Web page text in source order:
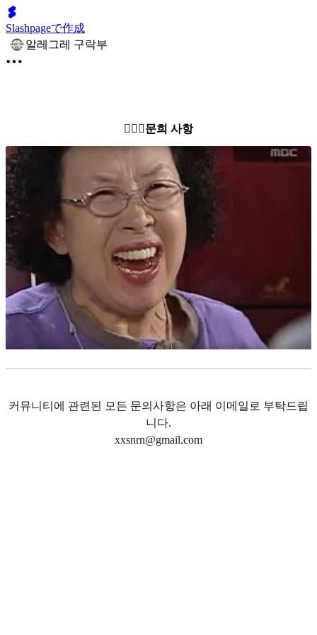
Slashpageで作成
알레그레 구락부
🙋🏻‍♂️문희 사항
커뮤니티에 관련된 모든 문의사항은 아래 이메일로 부탁드립
니다.
xxsnrn@gmail.com